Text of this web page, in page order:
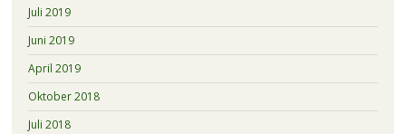
Juli 2019
Juni 2019
April 2019
Oktober 2018
Juli 2018